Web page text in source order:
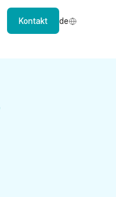
Kontakt de